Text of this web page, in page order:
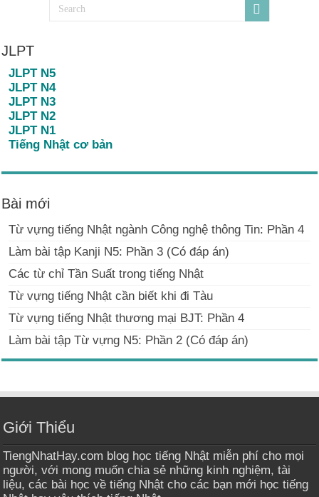
JLPT
JLPT N5
JLPT N4
JLPT N3
JLPT N2
JLPT N1
Tiếng Nhật cơ bản
Bài mới
Từ vựng tiếng Nhật ngành Công nghệ thông Tin: Phần 4
Làm bài tập Kanji N5: Phần 3 (Có đáp án)
Các từ chỉ Tần Suất trong tiếng Nhật
Từ vựng tiếng Nhật cần biết khi đi Tàu
Từ vựng tiếng Nhật thương mại BJT: Phần 4
Làm bài tập Từ vựng N5: Phần 2 (Có đáp án)
Giới Thiểu
TiengNhatHay.com blog học tiếng Nhật miễn phí cho mọi
người, với mong muốn chia sẻ những kinh nghiệm, tài
liệu, các bài học về tiếng Nhật cho các bạn mới học tiếng